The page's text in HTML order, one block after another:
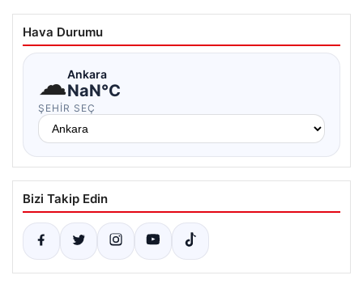
Hava Durumu
☁Ankara
NaN°C
ŞEHIR SEÇ
Bizi Takip Edin